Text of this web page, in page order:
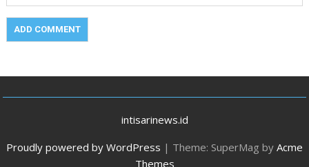
intisarinews.id
Proudly powered by WordPress | Theme: SuperMag by Acme
Themes